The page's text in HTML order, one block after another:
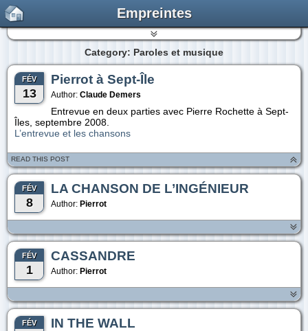
Empreintes
Category: Paroles et musique
FÉV
13
Pierrot à Sept-Île
Author: Claude Demers
Entrevue en deux parties avec Pierre Rochette à Sept-
Îles, septembre 2008.
L’entrevue et les chansons
READ THIS POST
FÉV
8
LA CHANSON DE L’INGÉNIEUR
Author: Pierrot
FÉV
1
CASSANDRE
Author: Pierrot
FÉV IN THE WALL